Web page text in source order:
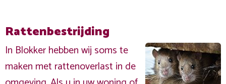
Rattenbestrijding
In Blokker hebben wij soms te
maken met rattenoverlast in de